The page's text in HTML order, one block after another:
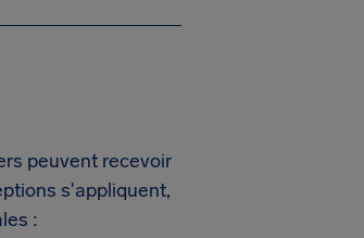
peuvent recevoir
s'appliquent,
: